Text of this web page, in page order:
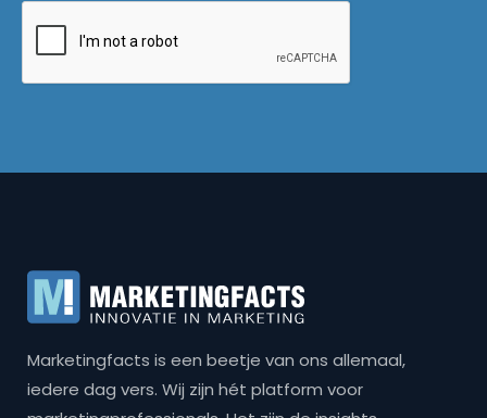
Marketingfacts is een beetje van ons allemaal,
iedere dag vers. Wij zijn hét platform voor